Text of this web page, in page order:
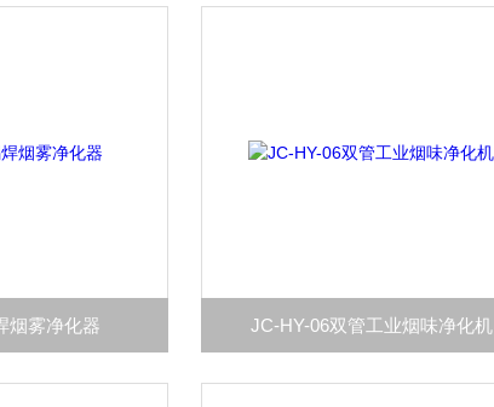
烟雾净化器 JC-HY-06双管工业烟味净化机